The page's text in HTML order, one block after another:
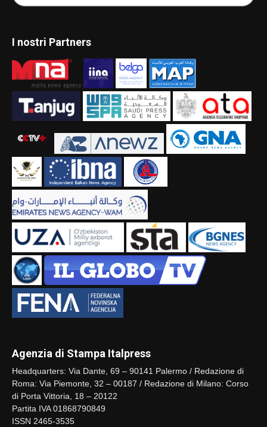
I nostri Partners
Agenzia di Stampa Italpress
Headquarters: Via Dante, 69 – 90141 Palermo / Redazione di
Roma: Via Piemonte, 32 – 00187 / Redazione di Milano: Corso
di Porta Vittoria, 18 – 20122
Partita IVA 01868790849
ISSN 2465-3535